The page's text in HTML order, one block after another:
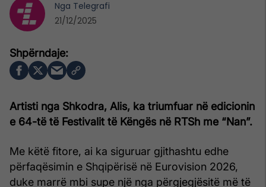
Artisti nga Shkodra, Alis, ka triumfuar në edicionin
e 64-të të Festivalit të Këngës në RTSh me “Nan”.
Me këtë fitore, ai ka siguruar gjithashtu edhe
përfaqësimin e Shqipërisë në Eurovision 2026,
duke marrë mbi supe një nga përgjegjësitë më të
Nga Telegrafi
21/12/2025